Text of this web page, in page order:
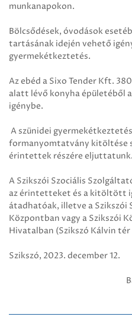
munkanapokon.
Bölcsődések, óvodások
tartásának idején vehető
gyermekétkeztetés.
Az ebéd a Sixo Tender Kft.
alatt lévő konyha épületéből
igénybe.
A szünidei
formanyomtatvány kitöltése
érintettek részére eljuttatunk.
A Szikszói Szociális
az érintetteket és a kitöltött
átadhatóak, illetve a Szikszói
Központban vagy a Szikszói
Hivatalban (Szikszó Kálvin
Szikszó, 2023. december 12.
Battáné dr.